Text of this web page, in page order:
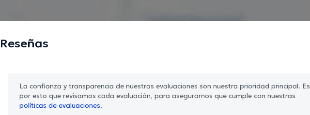
Reseñas
La confianza y transparencia de nuestras evaluaciones son nuestra prioridad principal. Es
por esto que revisamos cada evaluación, para asegurarnos que cumple con nuestras
políticas de evaluaciones.